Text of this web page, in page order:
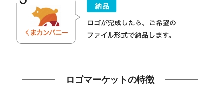
ロゴマーケットの特徴